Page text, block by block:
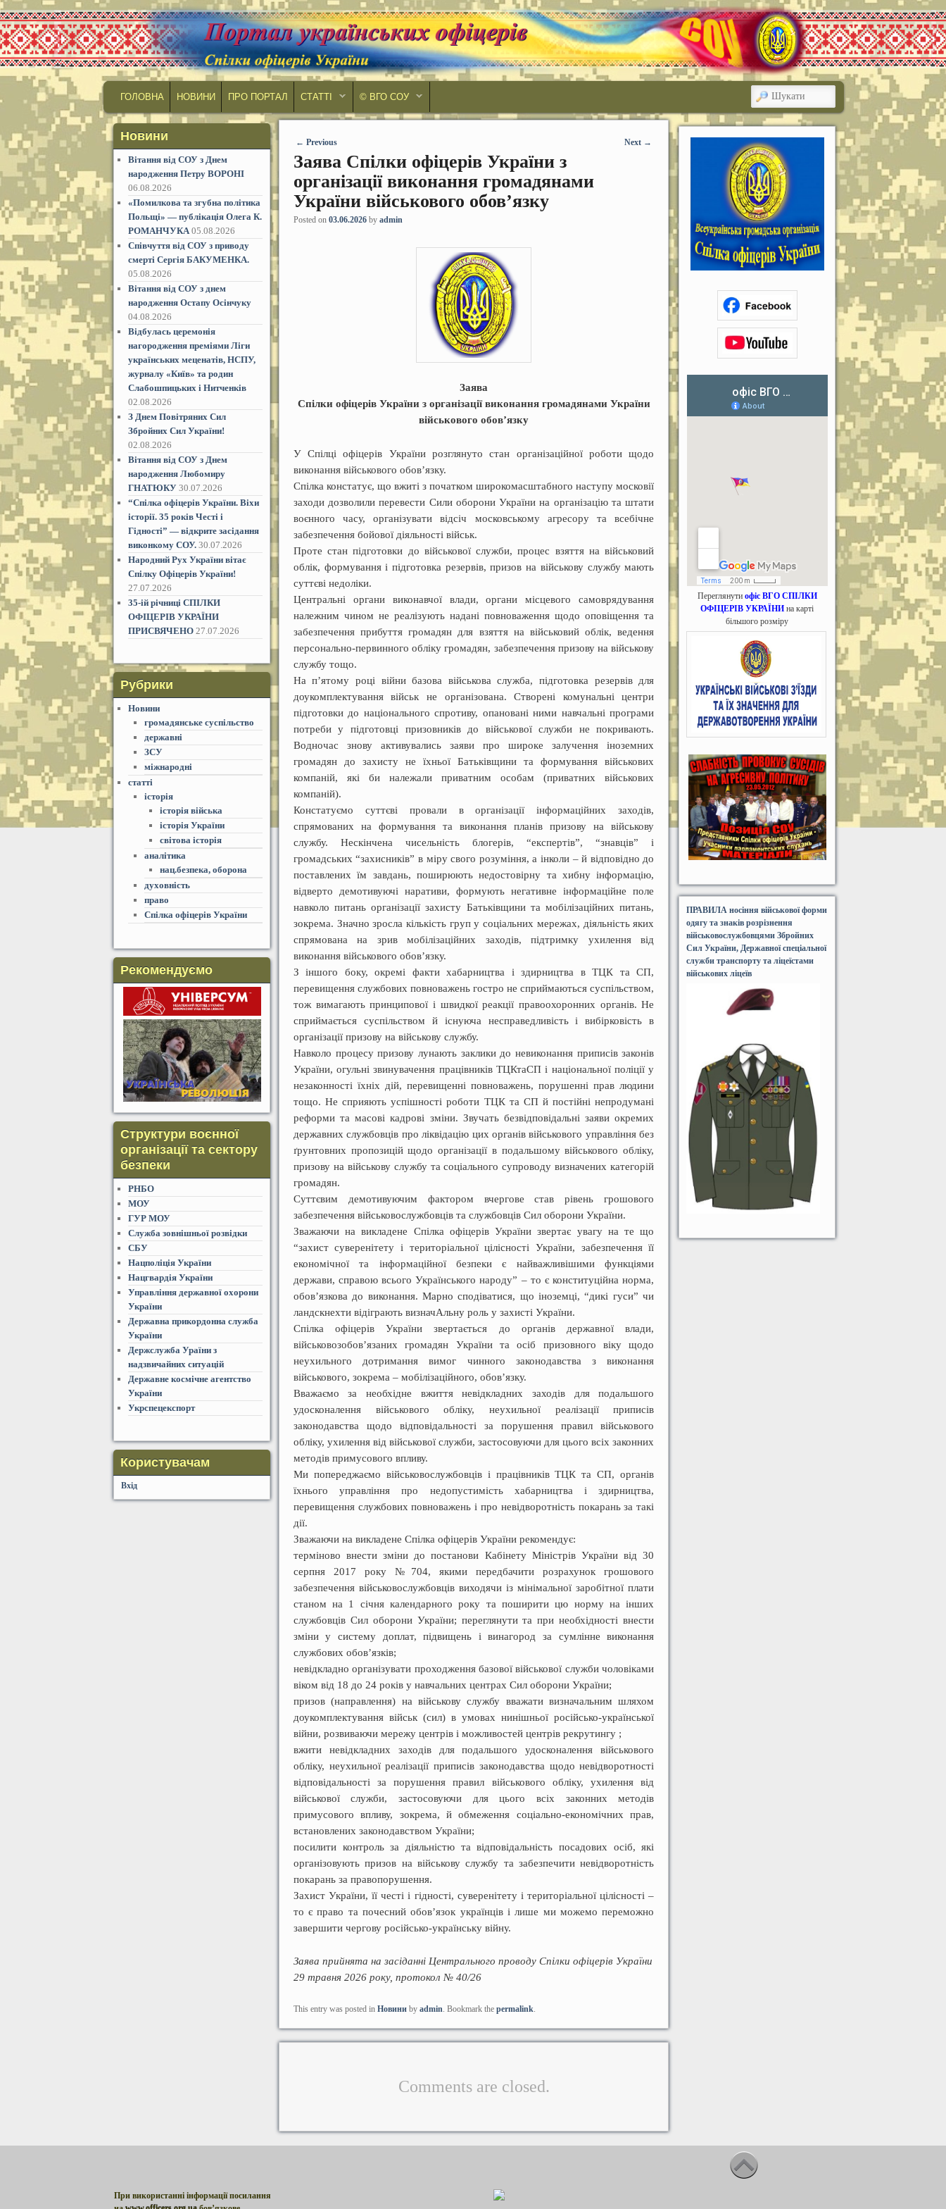
SKIP TO PRIMARY CONTENT
SKIP TO SECONDARY CONTENT
ГОЛОВНА НОВИНИ ПРО ПОРТАЛ СТАТТІ © ВГО СОУ ШУКАТИ
Post navigation
← Previous Next →
Заява Спілки офіцерів України з
організації виконання громадянами
України військового обов’язку
Posted on 03.06.2026 by admin
Заява
Спілки офіцерів України з організації виконання громадянами України
військового обов’язку
У Спілці офіцерів України розглянуто стан організаційної роботи щодо
виконання військового обов’язку.
Спілка констатує, що вжиті з початком широкомасштабного наступу московії
заходи дозволили перевести Сили оборони України на організацію та штати
воєнного часу, організувати відсіч московському агресору та всебічне
забезпечення бойової діяльності військ.
Проте стан підготовки до військової служби, процес взяття на військовий
облік, формування і підготовка резервів, призов на військову службу мають
суттєві недоліки.
Центральні органи виконавчої влади, органи місцевого самоврядування
належним чином не реалізують надані повноваження щодо оповіщення та
забезпечення прибуття громадян для взяття на військовий облік, ведення
персонально-первинного обліку громадян, забезпечення призову на військову
службу тощо.
На п’ятому році війни базова військова служба, підготовка резервів для
доукомплектування військ не організована. Створені комунальні центри
підготовки до національного спротиву, опановані ними навчальні програми
потреби у підготовці призовників до військової служби не покривають.
Водночас знову активувались заяви про широке залучення іноземних
громадян до захисту не їхньої Батьківщини та формування військових
компаній, які би належали приватним особам (приватних військових
компаній).
Констатуємо суттєві провали в організації інформаційних заходів,
спрямованих на формування та виконання планів призову на військову
службу. Нескінчена чисельність блогерів, “експертівˮ, “знавцівˮ і
громадських “захисниківˮ в міру свого розуміння, а інколи – й відповідно до
поставлених їм завдань, поширюють недостовірну та хибну інформацію,
відверто демотивуючі наративи, формують негативне інформаційне поле
навколо питань організації захисту Батьківщини та мобілізаційних питань,
зокрема. Значно зросла кількість груп у соціальних мережах, діяльність яких
спрямована на зрив мобілізаційних заходів, підтримку ухилення від
виконання військового обов’язку.
З іншого боку, окремі факти хабарництва і здирництва в ТЦК та СП,
перевищення службових повноважень гостро не сприймаються суспільством,
тож вимагають принципової і швидкої реакції правоохоронних органів. Не
сприймається суспільством й існуюча несправедливість і вибірковість в
організації призову на військову службу.
Навколо процесу призову лунають заклики до невиконання приписів законів
України, огульні звинувачення працівників ТЦКтаСП і національної поліції у
незаконності їхніх дій, перевищенні повноважень, порушенні прав людини
тощо. Не сприяють успішності роботи ТЦК та СП й постійні непродумані
реформи та масові кадрові зміни. Звучать безвідповідальні заяви окремих
державних службовців про ліквідацію цих органів військового управління без
ґрунтовних пропозицій щодо організації в подальшому військового обліку,
призову на військову службу та соціального супроводу визначених категорій
громадян.
Суттєвим демотивуючим фактором вчергове став рівень грошового
забезпечення військовослужбовців та службовців Сил оборони України.
Зважаючи на викладене Спілка офіцерів України звертає увагу на те що
“захист суверенітету і територіальної цілісності України, забезпечення її
економічної та інформаційної безпеки є найважливішими функціями
держави, справою всього Українського народуˮ – то є конституційна норма,
обов’язкова до виконання. Марно сподіватися, що іноземці, “дикі гусиˮ чи
ландскнехти відіграють визначАльну роль у захисті України.
Спілка офіцерів України звертається до органів державної влади,
військовозобов’язаних громадян України та осіб призовного віку щодо
неухильного дотримання вимог чинного законодавства з виконання
військового, зокрема – мобілізаційного, обов’язку.
Вважаємо за необхідне вжиття невідкладних заходів для подальшого
удосконалення військового обліку, неухильної реалізації приписів
законодавства щодо відповідальності за порушення правил військового
обліку, ухилення від військової служби, застосовуючи для цього всіх законних
методів примусового впливу.
Ми попереджаємо військовослужбовців і працівників ТЦК та СП, органів
їхнього управління про недопустимість хабарництва і здирництва,
перевищення службових повноважень і про невідворотність покарань за такі
дії.
Зважаючи на викладене Спілка офіцерів України рекомендує:
терміново внести зміни до постанови Кабінету Міністрів України від 30
серпня 2017 року №704, якими передбачити розрахунок грошового
забезпечення військовослужбовців виходячи із мінімальної заробітної плати
станом на 1 січня календарного року та поширити цю норму на інших
службовців Сил оборони України; переглянути та при необхідності внести
зміни у систему доплат, підвищень і винагород за сумлінне виконання
службових обов’язків;
невідкладно організувати проходження базової військової служби чоловіками
віком від 18 до 24 років у навчальних центрах Сил оборони України;
призов (направлення) на військову службу вважати визначальним шляхом
доукомплектування військ (сил) в умовах нинішньої російсько-української
війни, розвиваючи мережу центрів і можливостей центрів рекрутингу ;
вжити невідкладних заходів для подальшого удосконалення військового
обліку, неухильної реалізації приписів законодавства щодо невідворотності
відповідальності за порушення правил військового обліку, ухилення від
військової служби, застосовуючи для цього всіх законних методів
примусового впливу, зокрема, й обмеження соціально-економічних прав,
встановлених законодавством України;
посилити контроль за діяльністю та відповідальність посадових осіб, які
організовують призов на військову службу та забезпечити невідворотність
покарань за правопорушення.
Захист України, її честі і гідності, суверенітету і територіальної цілісності –
то є право та почесний обов’язок українців і лише ми можемо переможно
завершити чергову російсько-українську війну.
Заява прийнята на засіданні Центрального проводу Спілки офіцерів України
29 травня 2026 року, протокол № 40/26
This entry was posted in Новиниby admin. Bookmark the permalink.
Comments are closed.
Новини
Вітання від СОУ з Днем
народження Петру ВОРОНІ
06.08.2026
«Помилкова та згубна політика
Польщі» — публікація Олега К.
РОМАНЧУКА 05.08.2026
Співчуття від СОУ з приводу
смерті Сергія БАКУМЕНКА.
05.08.2026
Вітання від СОУ з днем
народження Остапу Осінчуку
04.08.2026
Відбулась церемонія
нагородження преміями Ліги
українських меценатів, НСПУ,
журналу «Київ» та родин
Слабошпицьких і Нитченків
02.08.2026
З Днем Повітряних Сил
Збройних Сил України!
02.08.2026
Вітання від СОУ з Днем
народження Любомиру
ГНАТЮКУ 30.07.2026
“Спілка офіцерів України. Віхи
історії. 35 років Честі і
Гідностіˮ — відкрите засідання
виконкому СОУ. 30.07.2026
Народний Рух України вітає
Спілку Офіцерів України!
27.07.2026
35-ій річниці СПІЛКИ
ОФІЦЕРІВ УКРАЇНИ
ПРИСВЯЧЕНО 27.07.2026
Рубрики
Новини
громадянське суспільство
державні
ЗСУ
міжнародні
статті
історія
історія війська
історія України
світова історія
аналітика
нац.безпека, оборона
духовність
право
Спілка офіцерів України
Рекомендуємо
Структури воєнної
організації та сектору
безпеки
РНБО
МОУ
ГУР МОУ
Служба зовнішньої розвідки
СБУ
Нацполіція України
Нацгвардія України
Управління державної охорони
України
Державна прикордонна служба
України
Держслужба Ураїни з
надзвичайних ситуацій
Державне космічне агентство
України
Укрспецекспорт
Користувачам
Вхід
Переглянути офіс ВГО СПІЛКИ
ОФІЦЕРІВ УКРАЇНИ на карті
більшого розміру
ПРАВИЛА носіння військової форми
одягу та знаків розрізнення
військовослужбовцями Збройних
Сил України, Державної спеціальної
служби транспорту та ліцеїстами
військових ліцеїв
При використанні інформації посилання